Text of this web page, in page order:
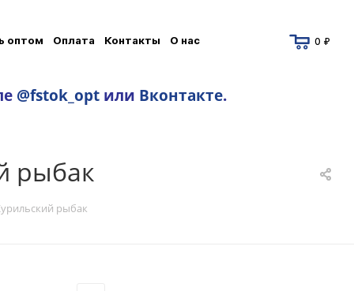
оптом Оплата Контакты О нас 0 ₽
@fstok_opt или Вконтакте.
рыбак
рыбак